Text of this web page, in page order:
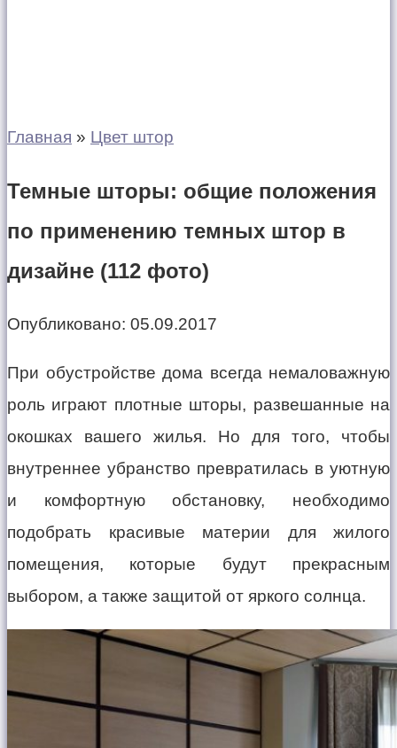
Главная » Цвет штор
Темные шторы: общие положения
по применению темных штор в
дизайне (112 фото)
Опубликовано: 05.09.2017
При обустройстве дома всегда немаловажную
роль играют плотные шторы, развешанные на
окошках вашего жилья. Но для того, чтобы
внутреннее убранство превратилась в уютную
и комфортную обстановку, необходимо
подобрать красивые материи для жилого
помещения, которые будут прекрасным
выбором, а также защитой от яркого солнца.